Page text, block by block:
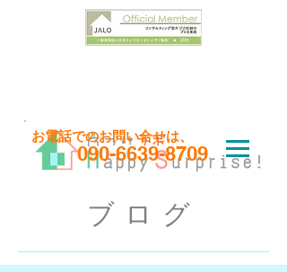
090-6639-8709
​お電話でのお問い合せは、
ブログ